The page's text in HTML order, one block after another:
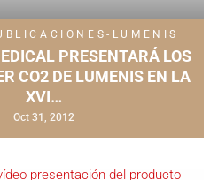
LUMENIS
PRESENTARÁ LOS
CO2 DE LUMENIS EN LA
XVI…
Oct 31, 2012